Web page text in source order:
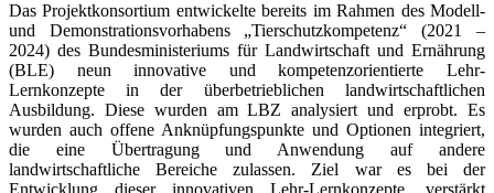
Das Projektkonsortium entwickelte bereits im Rahmen des Modell-
und Demonstrationsvorhabens „Tierschutzkompetenz“ (2021 –
2024) des Bundesministeriums für Landwirtschaft und Ernährung
(BLE) neun innovative und kompetenzorientierte Lehr-
Lernkonzepte in der überbetrieblichen landwirtschaftlichen
Ausbildung. Diese wurden am LBZ analysiert und erprobt. Es
wurden auch offene Anknüpfungspunkte und Optionen integriert,
die eine Übertragung und Anwendung auf andere
landwirtschaftliche Bereiche zulassen. Ziel war es bei der
Entwicklung dieser innovativen Lehr-Lernkonzepte, verstärkt